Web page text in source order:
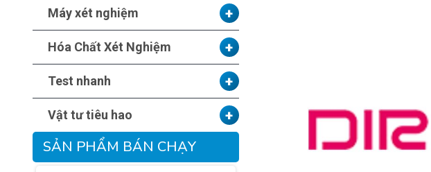
+
Máy xét nghiệm
+
Hóa Chất Xét Nghiệm
+
Test nhanh
+
Vật tư tiêu hao
SẢN PHẨM BÁN CHẠY